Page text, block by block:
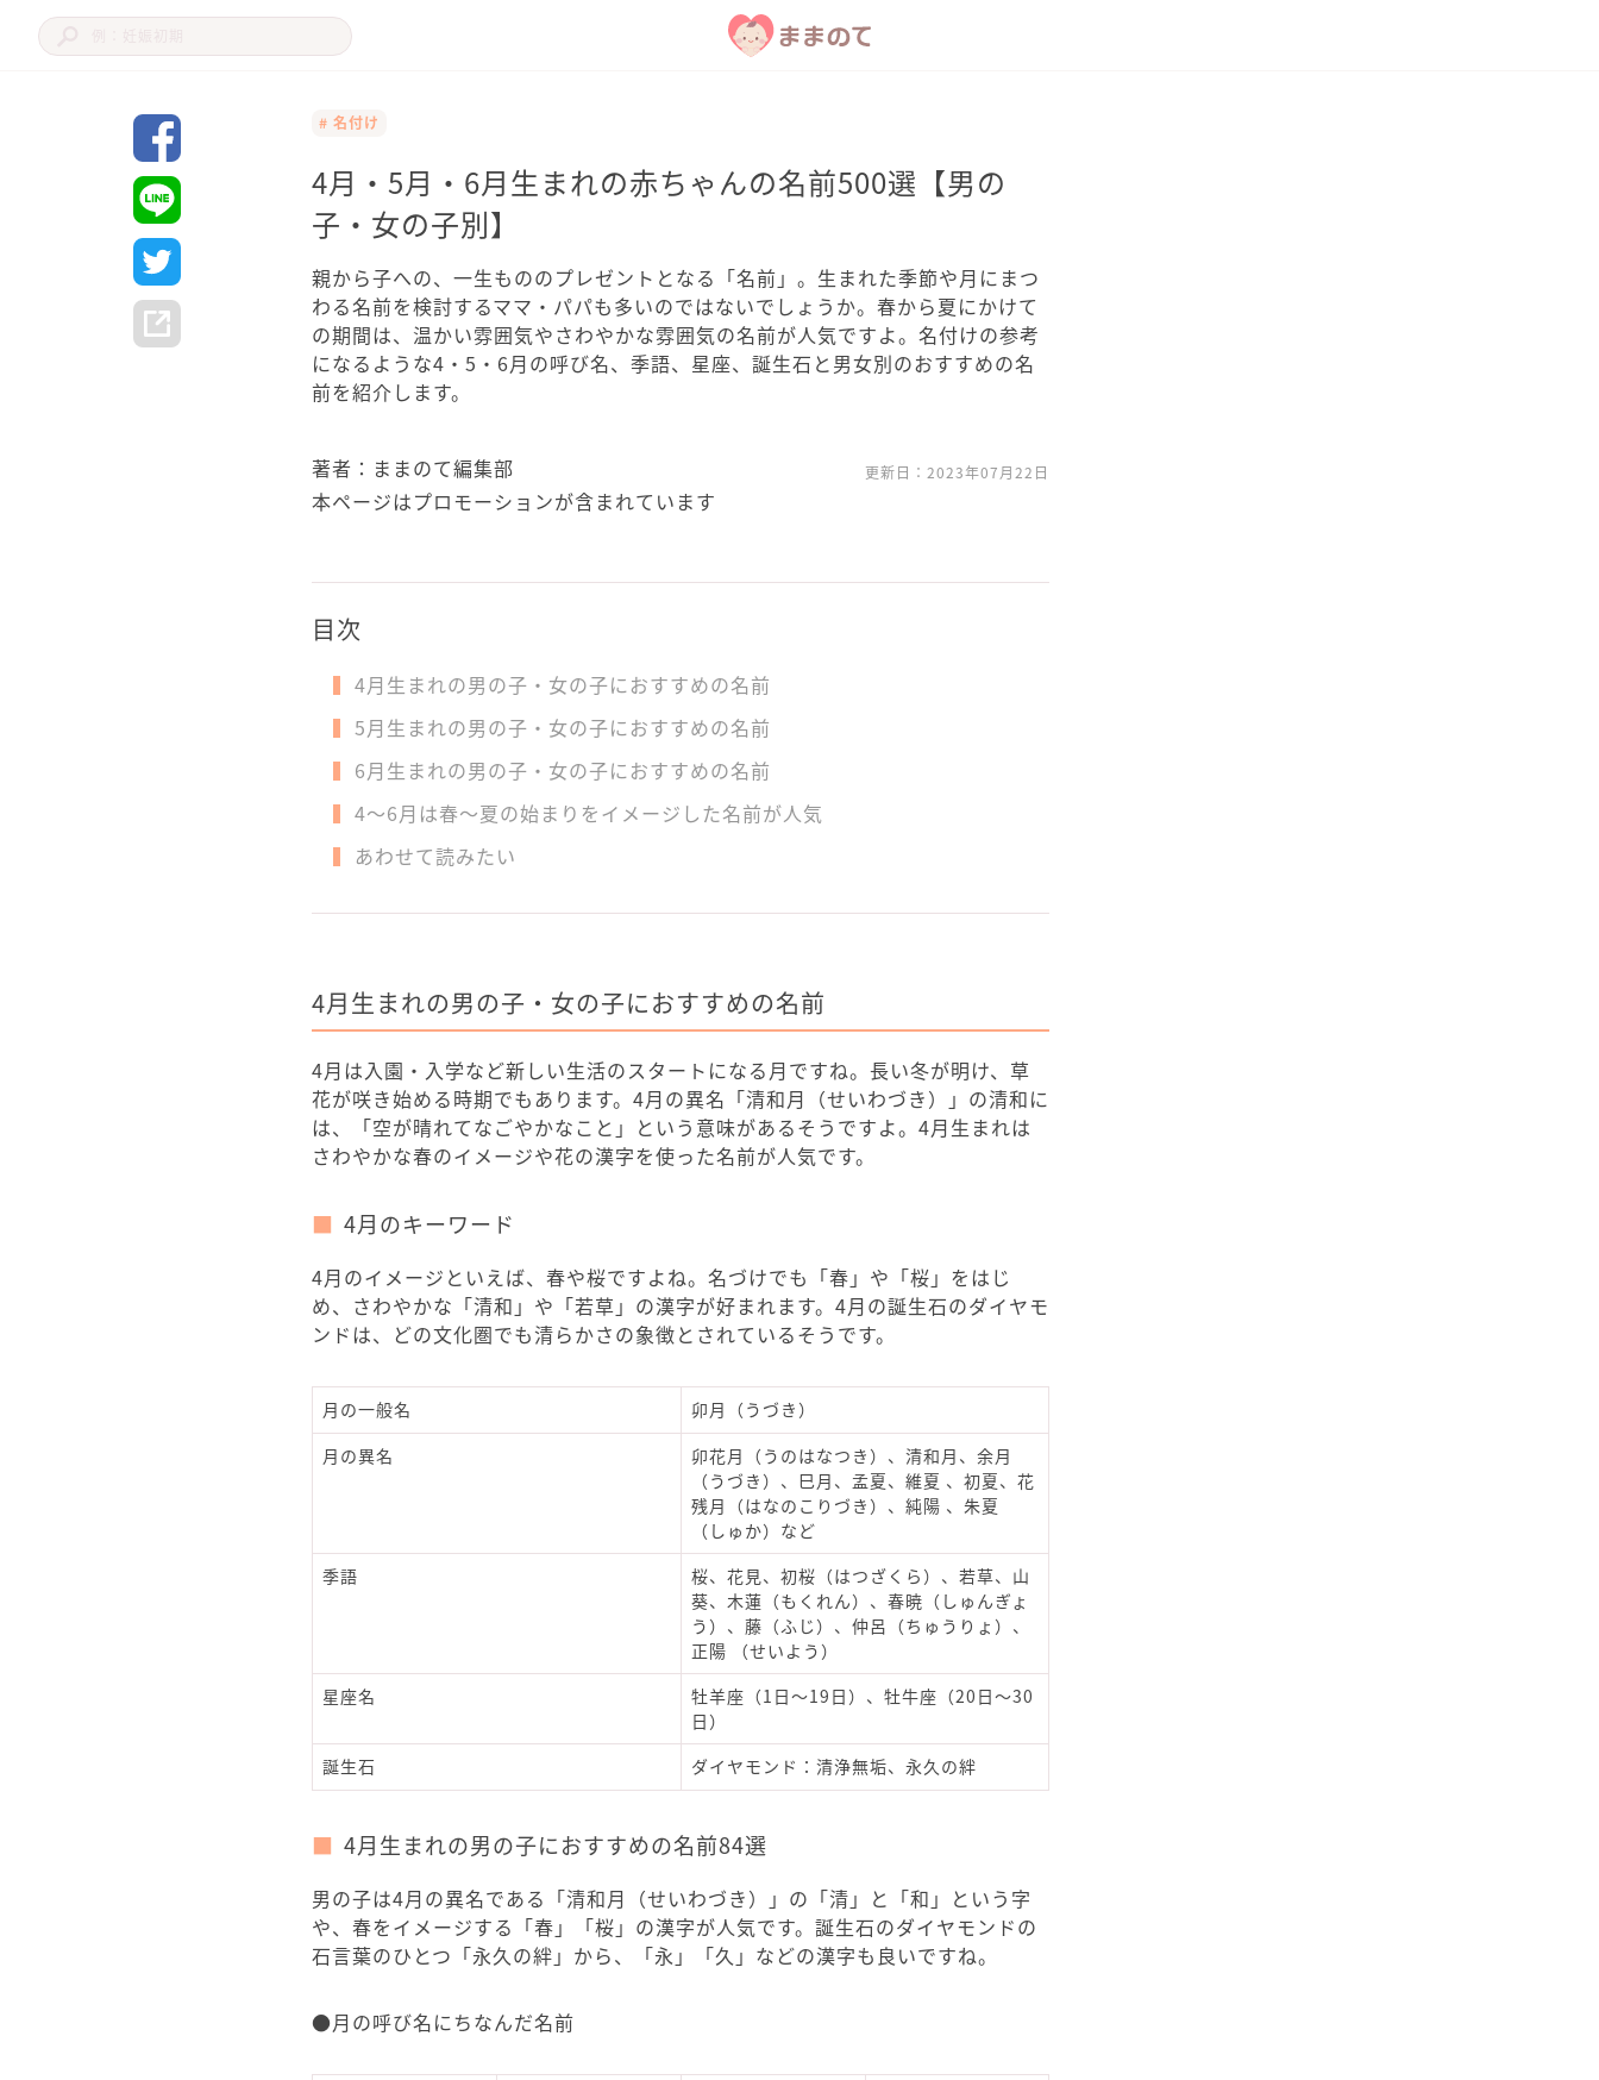
# 名付け
4月・5月・6月生まれの赤ちゃんの名前500選【男の
子・女の子別】
親から子への、一生もののプレゼントとなる「名前」。生まれた季節や月にまつ
わる名前を検討するママ・パパも多いのではないでしょうか。春から夏にかけて
の期間は、温かい雰囲気やさわやかな雰囲気の名前が人気ですよ。名付けの参考
になるような4・5・6月の呼び名、季語、星座、誕生石と男女別のおすすめの名
前を紹介します。
著者：ままのて編集部 更新日： 2023年07月22日
本ページはプロモーションが含まれています
目次
4月生まれの男の子・女の子におすすめの名前
5月生まれの男の子・女の子におすすめの名前
6月生まれの男の子・女の子におすすめの名前
4～6月は春～夏の始まりをイメージした名前が人気
あわせて読みたい
4月生まれの男の子・女の子におすすめの名前
4月は入園・入学など新しい生活のスタートになる月ですね。長い冬が明け、草
花が咲き始める時期でもあります。4月の異名「清和月（せいわづき）」の清和に
は、「空が晴れてなごやかなこと」という意味があるそうですよ。4月生まれは
さわやかな春のイメージや花の漢字を使った名前が人気です。
4月のキーワード
4月のイメージといえば、春や桜ですよね。名づけでも「春」や「桜」をはじ
め、さわやかな「清和」や「若草」の漢字が好まれます。4月の誕生石のダイヤモ
ンドは、どの文化圏でも清らかさの象徴とされているそうです。
月の一般名
卯月（うづき）
月の異名
卯花月（うのはなつき）、清和月、余月
（うづき）、巳月、孟夏、維夏 、初夏、花
残月（はなのこりづき）、純陽 、朱夏
（しゅか）など
季語
桜、花見、初桜（はつざくら）、若草、山
葵、木蓮（もくれん）、春暁（しゅんぎょ
う）、藤（ふじ）、仲呂（ちゅうりょ）、
正陽 （せいよう）
星座名
牡羊座（1日～19日）、牡牛座（20日～30
日）
誕生石
ダイヤモンド：清浄無垢、永久の絆
4月生まれの男の子におすすめの名前84選
男の子は4月の異名である「清和月（せいわづき）」の「清」と「和」という字
や、春をイメージする「春」「桜」の漢字が人気です。誕生石のダイヤモンドの
石言葉のひとつ「永久の絆」から、「永」「久」などの漢字も良いですね。
●月の呼び名にちなんだ名前